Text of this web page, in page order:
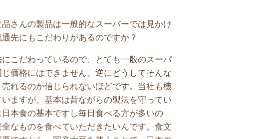
んの製品は一般的なスーパーでは見かけ
先にもこだわりがあるのですか？
にこだわっているので、とても一般のスーパ
価格にはできません。逆にどうしてそんな
れるのか信じられないほどです。当社も機
ますが、基本は昔ながらの製法を守ってい
日本食の基本ですし毎日食べる方が多いの
なものを食べていただきたいんです。食文